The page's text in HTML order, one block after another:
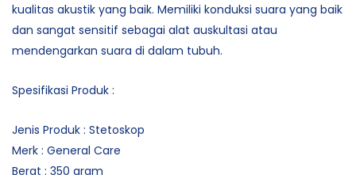
kualitas akustik yang baik. Memiliki konduksi suara yang baik
dan sangat sensitif sebagai alat auskultasi atau
mendengarkan suara di dalam tubuh.
Spesifikasi Produk :
Jenis Produk : Stetoskop
Merk : General Care
Berat : 350 gram